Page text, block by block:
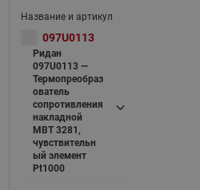
097U0113
Ридан
097U0113 —
Термопреобраз
ователь
сопротивления
накладной
MBT 3281,
чувствительн
ый элемент
Pt1000